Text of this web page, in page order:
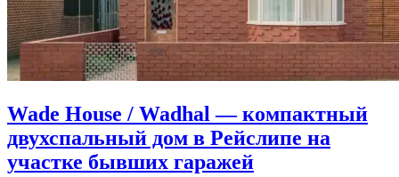
Wade House / Wadhal — компактный
двухспальный дом в Рейслипе на
участке бывших гаражей